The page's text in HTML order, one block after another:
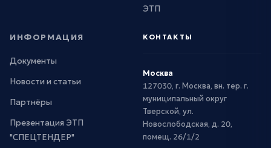
ЭТП
ИНФОРМАЦИЯ
Документы
Новости и статьи
Партнёры
Презентация ЭТП
"СПЕЦТЕНДЕР"
КОНТАКТЫ
Москва
127030, г. Москва, вн. тер. г.
муниципальный округ
Тверской, ул.
Новослободская, д. 20,
помещ. 26/1/2